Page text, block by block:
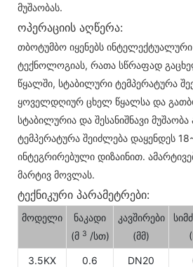
მუშაობას.
ოპერაციის აღწერა:
თბოტუმბო იყენებს
ტექნოლოგიას, რათა სწრაფად
წყალში, სტაბილური ტემპერატურა
ყოველდღიურ ცხელ წყალსა და
სტაბილურია და შესანიშნავი მუშაობა
ტემპერატურა შეიძლება დაყენდეს
ინტეგრირებული დიზაინით.
მარტივ მოვლას.
ტექნიკური პარამეტრები:
მოდელი
ნაკადი
(მ 3 /სთ)
კავშირები
(მმ)
3.5KX 0.6 DN20